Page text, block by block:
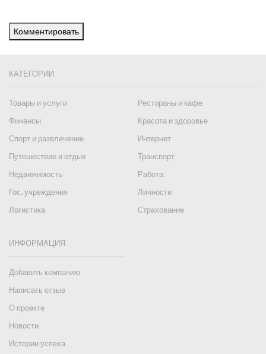
Комментировать
КАТЕГОРИИ
Товары и услуги
Рестораны и кафе
Финансы
Красота и здоровье
Спорт и развлечение
Интернет
Путешествие и отдых
Транспорт
Недвижимость
Работа
Гос. учреждения
Личности
Логистика
Страхование
ИНФОРМАЦИЯ
Добавить компанию
Написать отзыв
О проекте
Новости
Истории успеха